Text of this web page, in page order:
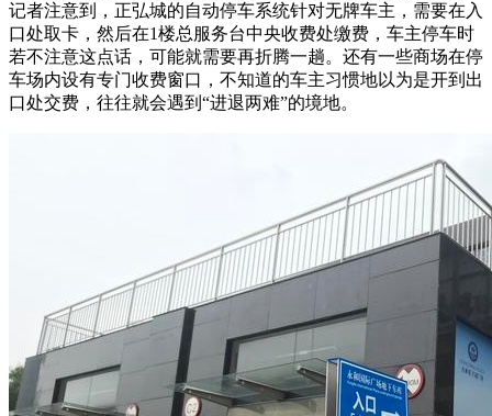
记者注意到，正弘城的自动停车系统针对无牌车主，需要在入
口处取卡，然后在1楼总服务台中央收费处缴费，车主停车时
若不注意这点话，可能就需要再折腾一趟。还有一些商场在停
车场内设有专门收费窗口，不知道的车主习惯地以为是开到出
口处交费，往往就会遇到“进退两难”的境地。